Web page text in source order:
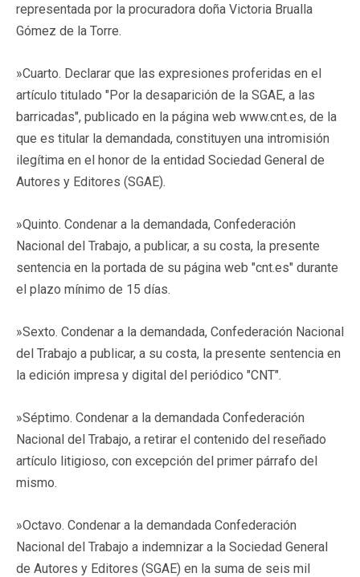
representada por la procuradora doña Victoria Brualla
Gómez de la Torre.
»Cuarto. Declarar que las expresiones proferidas en el
artículo titulado "Por la desaparición de la SGAE, a las
barricadas", publicado en la página web www.cnt.es, de la
que es titular la demandada, constituyen una intromisión
ilegítima en el honor de la entidad Sociedad General de
Autores y Editores (SGAE).
»Quinto. Condenar a la demandada, Confederación
Nacional del Trabajo, a publicar, a su costa, la presente
sentencia en la portada de su página web "cnt.es" durante
el plazo mínimo de 15 días.
»Sexto. Condenar a la demandada, Confederación Nacional
del Trabajo a publicar, a su costa, la presente sentencia en
la edición impresa y digital del periódico "CNT".
»Séptimo. Condenar a la demandada Confederación
Nacional del Trabajo, a retirar el contenido del reseñado
artículo litigioso, con excepción del primer párrafo del
mismo.
»Octavo. Condenar a la demandada Confederación
Nacional del Trabajo a indemnizar a la Sociedad General
de Autores y Editores (SGAE) en la suma de seis mil